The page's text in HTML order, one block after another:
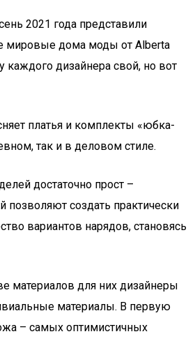
2021 года представили
мировые дома моды от Alberta
каждого дизайнера свой, но вот
платья и комплекты «юбка-
так и в деловом стиле.
достаточно прост –
позволяют создать практически
вариантов нарядов, становясь
материалов для них дизайнеры
материалы. В первую
– самых оптимистичных